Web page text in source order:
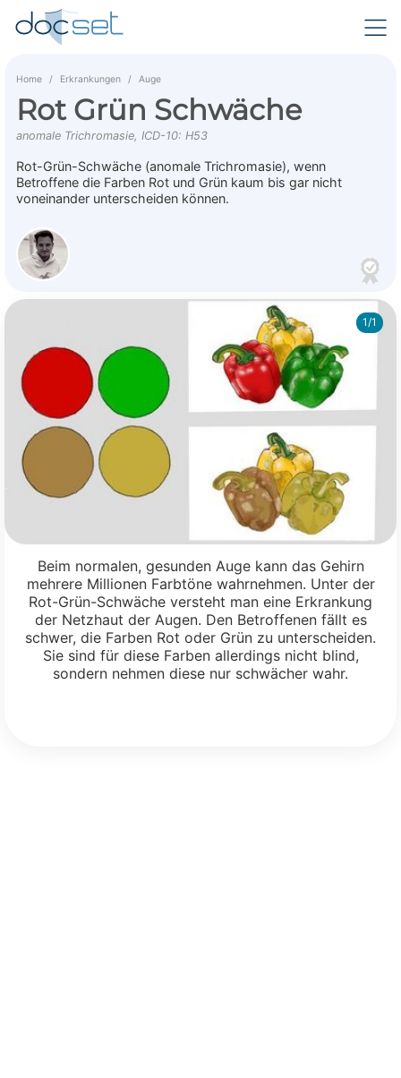
Home Erkrankungen Auge
Rot Grün Schwäche
anomale Trichromasie, ICD-10: H53
Rot-Grün-Schwäche (anomale Trichromasie), wenn
Betroffene die Farben Rot und Grün kaum bis gar nicht
voneinander unterscheiden können.
1/1
Beim normalen, gesunden Auge kann das Gehirn
mehrere Millionen Farbtöne wahrnehmen. Unter der
Rot-Grün-Schwäche versteht man eine Erkrankung
der Netzhaut der Augen. Den Betroffenen fällt es
schwer, die Farben Rot oder Grün zu unterscheiden.
Sie sind für diese Farben allerdings nicht blind,
sondern nehmen diese nur schwächer wahr.